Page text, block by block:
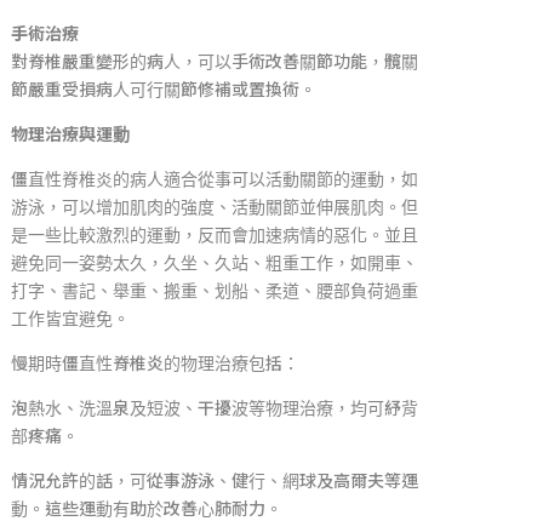
手術治療
對脊椎嚴重變形的病人，可以手術改善關節功能，髖關
節嚴重受損病人可行關節修補或置換術。
物理治療與運動
僵直性脊椎炎的病人適合從事可以活動關節的運動，如
游泳，可以增加肌肉的強度、活動關節並伸展肌肉。但
是一些比較激烈的運動，反而會加速病情的惡化。並且
避免同一姿勢太久，久坐、久站、粗重工作，如開車、
打字、書記、舉重、搬重、划船、柔道、腰部負荷過重
工作皆宜避免。
慢期時僵直性脊椎炎的物理治療包括：
泡熱水、洗溫泉及短波、干擾波等物理治療，均可紓背
部疼痛。
情況允許的話，可從事游泳、健行、網球及高爾夫等運
動。這些運動有助於改善心肺耐力。